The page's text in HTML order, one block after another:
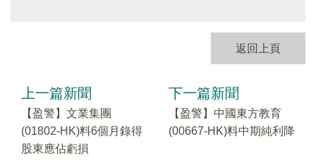
返回上頁
上一篇新聞
【盈警】文業集團
(01802-HK)料6個月錄得
股東應佔虧損
下一篇新聞
【盈警】中國東方教育
(00667-HK)料中期純利降